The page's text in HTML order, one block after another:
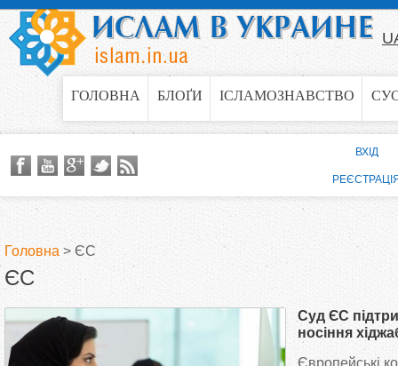
Jump to navigation
ГОЛОВНА БЛОҐИ ІСЛАМОЗНАВСТВО
В
и
Головна > ЄС
ЄС
Суд ЄС
носіння
побачивши
ВХІД